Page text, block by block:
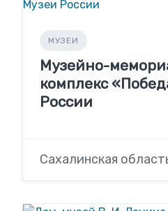
МУЗЕИ
Музейно-
комплекс
России
Сахалинская